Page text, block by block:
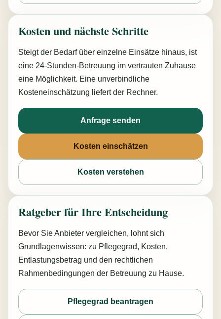
Kosten und nächste Schritte
Steigt der Bedarf über einzelne Einsätze hinaus, ist
eine 24-Stunden-Betreuung im vertrauten Zuhause
eine Möglichkeit. Eine unverbindliche
Kosteneinschätzung liefert der Rechner.
Anfrage senden
Kosten einschätzen
Kosten verstehen
Ratgeber für Ihre Entscheidung
Bevor Sie Anbieter vergleichen, lohnt sich
Grundlagenwissen: zu Pflegegrad, Kosten,
Entlastungsbetrag und den rechtlichen
Rahmenbedingungen der Betreuung zu Hause.
Pflegegrad beantragen